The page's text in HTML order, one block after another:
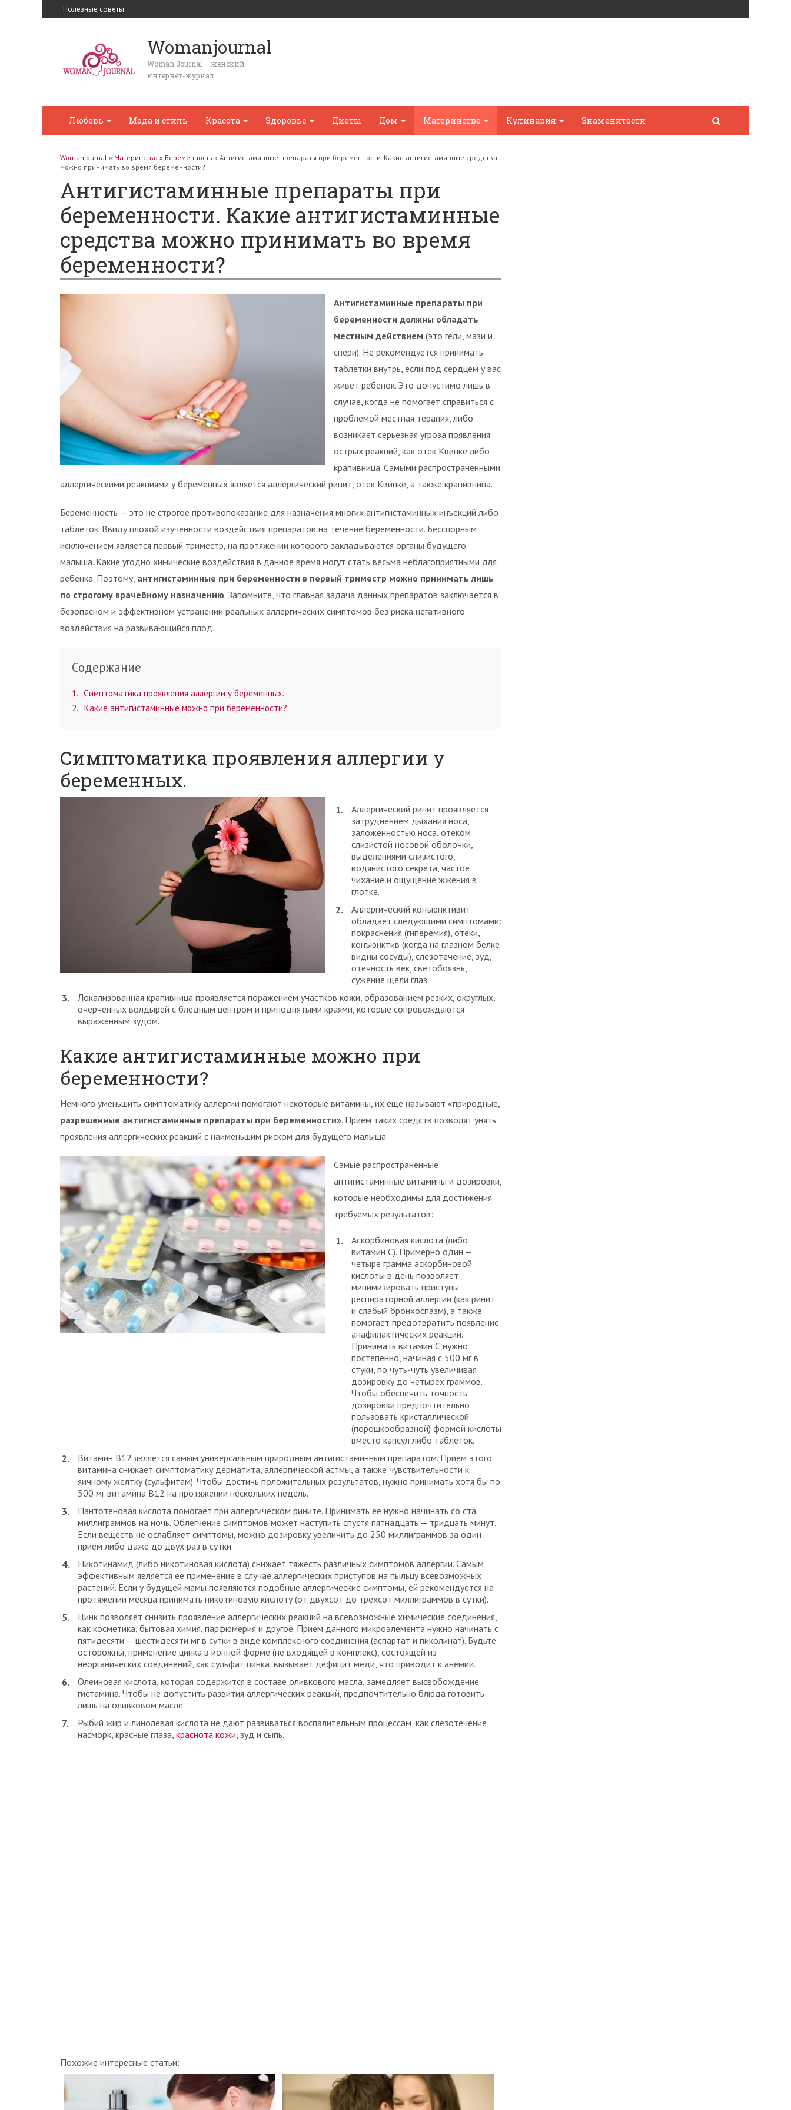
Полезные советы
Womanjournal
Woman Journal — женский
интернет-журнал
Любовь Мода и стиль Красота Здоровье Диеты Дом Материнство Кулинария Знаменитости
Womanjournal » Материнство » Беременность » Антигистаминные препараты при беременности. Какие антигистаминные средства
можно принимать во время беременности?
Антигистаминные препараты при
беременности. Какие антигистаминные
средства можно принимать во время
беременности?
Антигистаминные препараты при
беременности должны обладать
местным действием (это гели, мази и
спери). Не рекомендуется принимать
таблетки внутрь, если под сердцем у вас
живет ребенок. Это допустимо лишь в
случае, когда не помогает справиться с
проблемой местная терапия, либо
возникает серьезная угроза появления
острых реакций, как отек Квинке либо
крапивница. Самыми распространенными
аллергическими реакциями у беременных является аллергический ринит, отек Квинке, а также крапивница.
Беременность — это не строгое противопоказание для назначения многих антигистаминных инъекций либо
таблеток. Ввиду плохой изученности воздействия препаратов на течение беременности. Бесспорным
исключением является первый триместр, на протяжении которого закладываются органы будущего
малыша. Какие угодно химические воздействия в данное время могут стать весьма неблагоприятными для
ребенка. Поэтому, антигистаминные при беременности в первый триместр можно принимать лишь
по строгому врачебному назначению. Запомните, что главная задача данных препаратов заключается в
безопасном и эффективном устранении реальных аллергических симптомов без риска негативного
воздействия на развивающийся плод.
Содержание
1
Симптоматика проявления аллергии у беременных.
2
Какие антигистаминные можно при беременности?
Симптоматика проявления аллергии у
беременных.
Аллергический ринит проявляется
затруднением дыхания носа,
заложенностью носа, отеком
слизистой носовой оболочки,
выделениями слизистого,
водянистого секрета, частое
чихание и ощущение жжения в
глотке.
Аллергический конъюнктивит
обладает следующими симптомами:
покраснения (гиперемия), отеки,
конъюнктив (когда на глазном белке
видны сосуды), слезотечение, зуд,
отечность век, светобоязнь,
сужение щели глаз.
Локализованная крапивница проявляется поражением участков кожи, образованием резких, округлых,
очерченных волдырей с бледным центром и приподнятыми краями, которые сопровождаются
выраженным зудом.
Какие антигистаминные можно при
беременности?
Немного уменьшить симптоматику аллергии помогают некоторые витамины, их еще называют «природные,
разрешенные антигистаминные препараты при беременности». Прием таких средств позволят унять
проявления аллергических реакций с наименьшим риском для будущего малыша.
Самые распространенные
антигистаминные витамины и дозировки,
которые необходимы для достижения
требуемых результатов:
Аскорбиновая кислота (либо
витамин С). Примерно один —
четыре грамма аскорбиновой
кислоты в день позволяет
минимизировать приступы
респираторной аллергии (как ринит
и слабый бронхоспазм), а также
помогает предотвратить появление
анафилактических реакций.
Принимать витамин С нужно
постепенно, начиная с 500 мг в
стуки, по чуть-чуть увеличивая
дозировку до четырех граммов.
Чтобы обеспечить точность
дозировки предпочтительно
пользовать кристаллической
(порошкообразной) формой кислоты
вместо капсул либо таблеток.
Витамин В12 является самым универсальным природным антигистаминным препаратом. Прием этого
витамина снижает симптоматику дерматита, аллергической астмы, а также чувствительности к
яичному желтку (сульфитам). Чтобы достичь положительных результатов, нужно принимать хотя бы по
500 мг витамина В12 на протяжении нескольких недель.
Пантотеновая кислота помогает при аллергическом рините. Принимать ее нужно начинать со ста
миллиграммов на ночь. Облегчение симптомов может наступить спустя пятнадцать — тридцать минут.
Если веществ не ослабляет симптомы, можно дозировку увеличить до 250 миллиграммов за один
прием либо даже до двух раз в сутки.
Никотинамид (либо никотиновая кислота) снижает тяжесть различных симптомов аллергии. Самым
эффективным является ее применение в случае аллергических приступов на пыльцу всевозможных
растений. Если у будущей мамы появляются подобные аллергические симптомы, ей рекомендуется на
протяжении месяца принимать никотиновую кислоту (от двухсот до трехсот миллиграммов в сутки).
Цинк позволяет снизить проявление аллергических реакций на всевозможные химические соединения,
как косметика, бытовая химия, парфюмерия и другое. Прием данного микроэлемента нужно начинать с
пятидесяти — шестидесяти мг в сутки в виде комплексного соединения (аспартат и пиколинат). Будьте
осторожны, применение цинка в ионной форме (не входящей в комплекс), состоящей из
неорганических соединений, как сульфат цинка, вызывает дефицит меди, что приводит к анемии.
Олеиновая кислота, которая содержится в составе оливкового масла, замедляет высвобождение
гистамина. Чтобы не допустить развития аллергических реакций, предпочтительно блюда готовить
лишь на оливковом масле.
Рыбий жир и линолевая кислота не дают развиваться воспалительным процессам, как слезотечение,
насморк, красные глаза, краснота кожи, зуд и сыпь.
Похожие интересные статьи: